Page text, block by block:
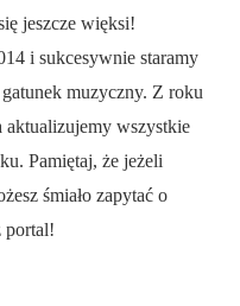
jeszcze więksi!
i sukcesywnie staramy
muzyczny. Z roku
aktualizujemy wszystkie
Pamiętaj, że jeżeli
śmiało zapytać o
portal!